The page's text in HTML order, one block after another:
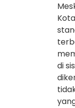
di